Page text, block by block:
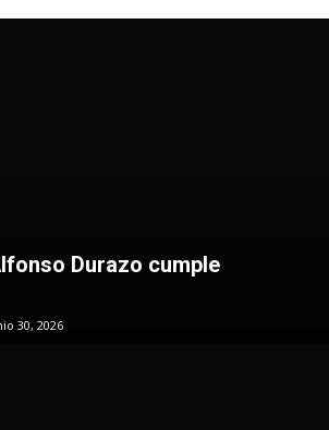
Durazo cumple
30, 2026